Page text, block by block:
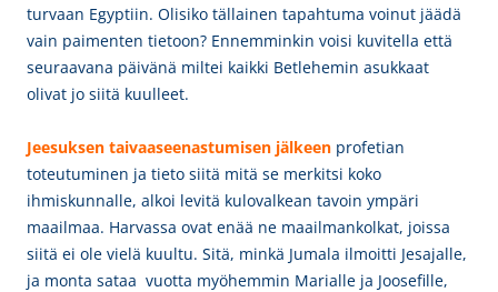
turvaan Egyptiin. Olisiko tällainen tapahtuma voinut jäädä
vain paimenten tietoon? Ennemminkin voisi kuvitella että
seuraavana päivänä miltei kaikki Betlehemin asukkaat
olivat jo siitä kuulleet.
Jeesuksen taivaaseenastumisen jälkeen profetian
toteutuminen ja tieto siitä mitä se merkitsi koko
ihmiskunnalle, alkoi levitä kulovalkean tavoin ympäri
maailmaa. Harvassa ovat enää ne maailmankolkat, joissa
siitä ei ole vielä kuultu. Sitä, minkä Jumala ilmoitti Jesajalle,
ja monta sataa vuotta myöhemmin Marialle ja Joosefille,